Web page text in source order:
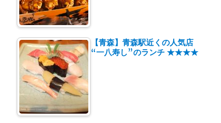
【青森】青森駅近くの人気店
“一八寿し”のランチ ★★★★